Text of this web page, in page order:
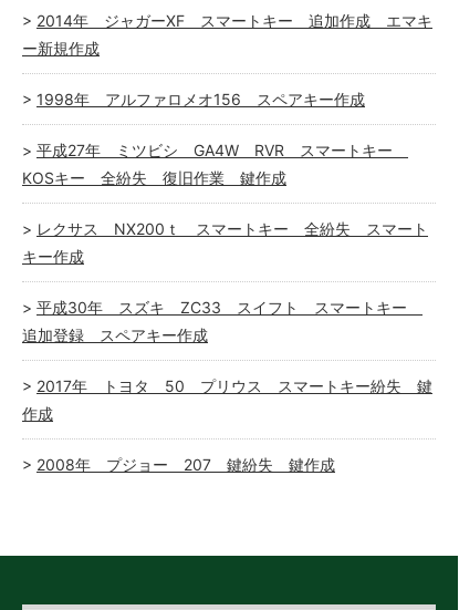
2014年 ジャガーXF スマートキー 追加作成 エマキ
ー新規作成
1998年 アルファロメオ156 スペアキー作成
平成27年 ミツビシ GA4W RVR スマートキー
KOSキー 全紛失 復旧作業 鍵作成
レクサス NX200ｔ スマートキー 全紛失 スマート
キー作成
平成30年 スズキ ZC33 スイフト スマートキー
追加登録 スペアキー作成
2017年 トヨタ 50 プリウス スマートキー紛失 鍵
作成
2008年 プジョー 207 鍵紛失 鍵作成